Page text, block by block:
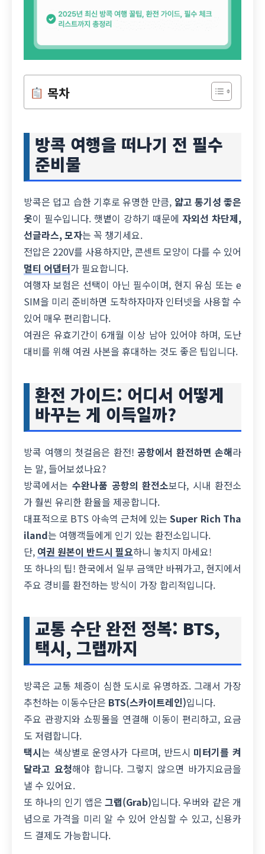
목차
방콕 여행을 떠나기 전 필수
준비물
방콕은 덥고 습한 기후로 유명한 만큼, 얇고 통기성 좋은
옷이 필수입니다. 햇볕이 강하기 때문에 자외선 차단제,
선글라스, 모자는 꼭 챙기세요.
전압은 220V를 사용하지만, 콘센트 모양이 다를 수 있어
멀티 어댑터가 필요합니다.
여행자 보험은 선택이 아닌 필수이며, 현지 유심 또는 e
SIM을 미리 준비하면 도착하자마자 인터넷을 사용할 수
있어 매우 편리합니다.
여권은 유효기간이 6개월 이상 남아 있어야 하며, 도난
대비를 위해 여권 사본을 휴대하는 것도 좋은 팁입니다.
환전 가이드: 어디서 어떻게
바꾸는 게 이득일까?
방콕 여행의 첫걸음은 환전! 공항에서 환전하면 손해라
는 말, 들어보셨나요?
방콕에서는 수완나품 공항의 환전소보다, 시내 환전소
가 훨씬 유리한 환율을 제공합니다.
대표적으로 BTS 아속역 근처에 있는Super Rich Tha
iland는 여행객들에게 인기 있는 환전소입니다.
단, 여권 원본이 반드시 필요하니 놓치지 마세요!
또 하나의 팁! 한국에서 일부 금액만 바꿔가고, 현지에서
주요 경비를 환전하는 방식이 가장 합리적입니다.
교통 수단 완전 정복: BTS,
택시, 그랩까지
방콕은 교통 체증이 심한 도시로 유명하죠. 그래서 가장
추천하는 이동수단은 BTS(스카이트레인)입니다.
주요 관광지와 쇼핑몰을 연결해 이동이 편리하고, 요금
도 저렴합니다.
택시는 색상별로 운영사가 다르며, 반드시 미터기를 켜
달라고 요청해야 합니다. 그렇지 않으면 바가지요금을
낼 수 있어요.
또 하나의 인기 앱은그랩(Grab)입니다. 우버와 같은 개
념으로 가격을 미리 알 수 있어 안심할 수 있고, 신용카
드 결제도 가능합니다.